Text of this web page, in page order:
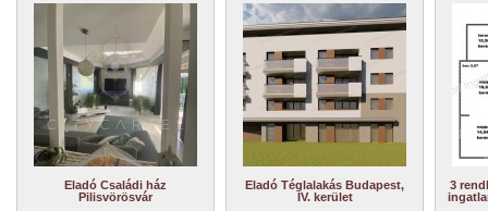
Eladó Családi ház
Pilisvörösvár
Eladó Téglalakás Budapest,
IV. kerület
3